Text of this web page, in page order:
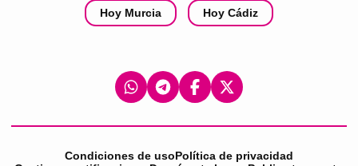
Hoy Murcia Hoy Cádiz
Condiciones de usoPolítica de privacidad